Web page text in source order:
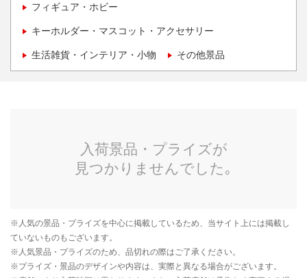
フィギュア・ホビー
キーホルダー・マスコット・アクセサリー
生活雑貨・インテリア・小物 その他景品